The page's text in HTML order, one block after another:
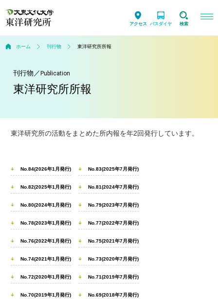
アクセス バスダイヤ 検索
ホーム 刊行物 東洋研究所所報
刊行物 ／ Publication
東洋研究所所報
東洋研究所の活動をまとめた所内報を年2回発行しています。
No.84(2026年1月発行) No.83(2025年7月発行)
No.82(2025年1月発行) No.81(2024年7月発行)
No.80(2024年1月発行) No.79(2023年7月発行)
No.78(2023年1月発行) No.77(2022年7月発行)
No.76(2022年1月発行) No.75(2021年7月発行)
No.74(2021年1月発行) No.73(2020年7月発行)
No.72(2020年1月発行) No.71(2019年7月発行)
No.70(2019年1月発行) No.69(2018年7月発行)